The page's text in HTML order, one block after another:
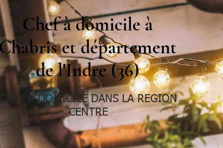
Chef à domicile à
et département
de l'Indre (36)
A DOMICILE DANS LA REGION
CENTRE